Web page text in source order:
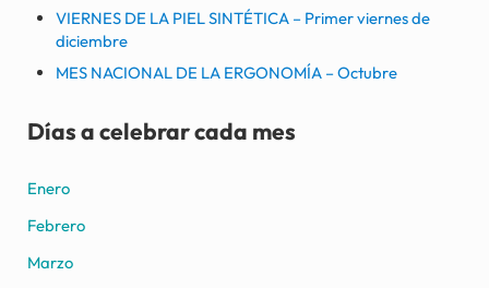
VIERNES DE LA PIEL SINTÉTICA – Primer viernes de
diciembre
MES NACIONAL DE LA ERGONOMÍA – Octubre
Días a celebrar cada mes
Enero
Febrero
Marzo